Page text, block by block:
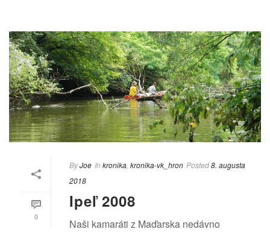
0
ByJoe In kronika kronika-vk_hron Posted8. augusta
2018
Ipeľ 2008
Naši kamaráti z Maďarska nedávno